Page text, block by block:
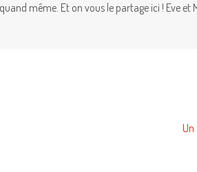
même. Et on vous le partage ici ! Eve et
Un